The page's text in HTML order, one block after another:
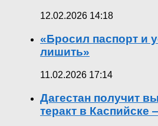
12.02.2026 14:18
«Бросил паспорт и
лишить»
11.02.2026 17:14
Дагестан получит
теракт в